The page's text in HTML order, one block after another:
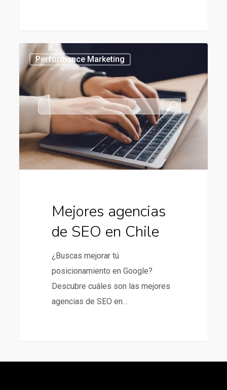
Mejores
agencias
de
SEO
Chile
Performance Marketing
Mejores agencias
de SEO en Chile
¿Buscas mejorar tú
posicionamiento en Google?
Descubre cuáles son las mejores
agencias de SEO en…